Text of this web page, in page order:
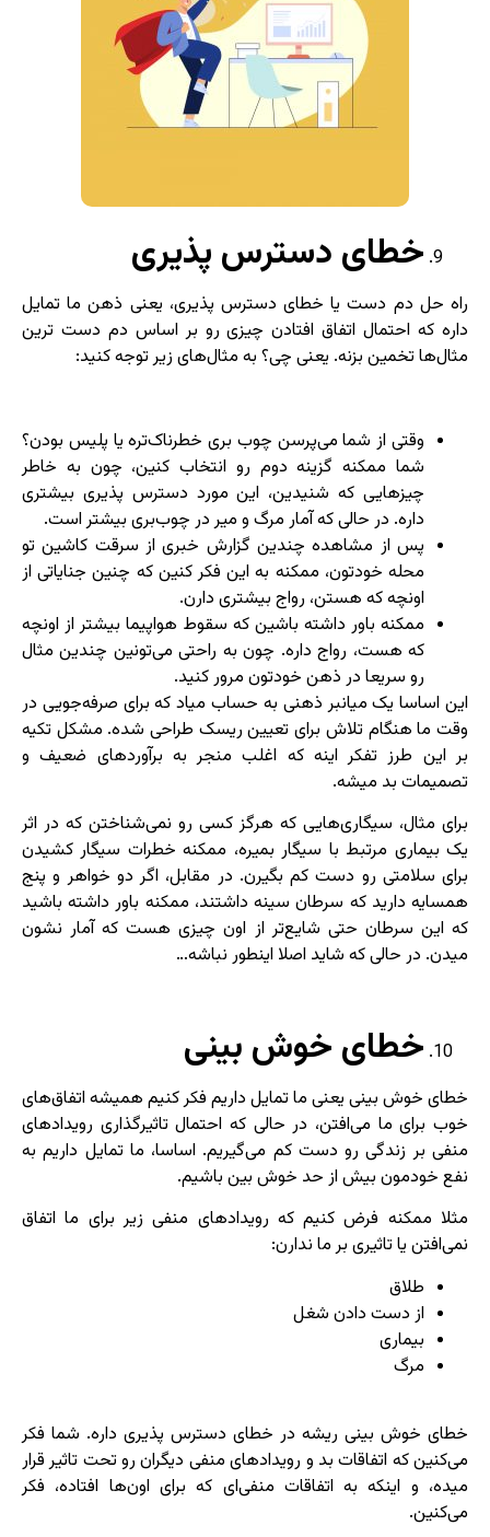
خطای دسترس پذیری
راه حل دم دست یا خطای دسترس پذیری، یعنی ذهن ما تمایل
داره که احتمال اتفاق افتادن چیزی رو بر اساس دم دست ترین
مثال‌ها تخمین بزنه. یعنی چی؟ به مثال‌های زیر توجه کنید:
وقتی از شما می‌پرسن چوب بری خطرناک‌تره یا پلیس بودن؟
شما ممکنه گزینه دوم رو انتخاب کنین، چون به خاطر
چیزهایی که شنیدین، این مورد دسترس پذیری بیشتری
داره. در حالی که آمار مرگ و میر در چوب‌بری بیشتر است.
پس از مشاهده چندین گزارش خبری از سرقت کاشین تو
محله خودتون، ممکنه به این فکر کنین که چنین جنایاتی از
اونچه که هستن، رواج بیشتری دارن.
ممکنه باور داشته باشین که سقوط هواپیما بیشتر از اونچه
که هست، رواج داره. چون به راحتی می‌تونین چندین مثال
رو سریعا در ذهن خودتون مرور کنید.
این اساسا یک میانبر ذهنی به حساب میاد که برای صرفه‌جویی در
وقت ما هنگام تلاش برای تعیین ریسک طراحی شده. مشکل تکیه
بر این طرز تفکر اینه که اغلب منجر به برآوردهای ضعیف و
تصمیمات بد میشه.
برای مثال، سیگاری‌هایی که هرگز کسی رو نمی‌شناختن که در اثر
یک بیماری مرتبط با سیگار بمیره، ممکنه خطرات سیگار کشیدن
برای سلامتی رو دست کم بگیرن. در مقابل، اگر دو خواهر و پنج
همسایه دارید که سرطان سینه داشتند، ممکنه باور داشته باشید
که این سرطان حتی شایع‌تر از اون چیزی هست که آمار نشون
میدن. در حالی که شاید اصلا اینطور نباشه…
خطای خوش بینی
خطای خوش بینی یعنی ما تمایل داریم فکر کنیم همیشه اتفاق‌های
خوب برای ما می‌افتن، در حالی که احتمال تاثیرگذاری رویدادهای
منفی بر زندگی رو دست کم می‌گیریم. اساسا، ما تمایل داریم به
نفع خودمون بیش از حد خوش بین باشیم.
مثلا ممکنه فرض کنیم که رویدادهای منفی زیر برای ما اتفاق
نمی‌افتن یا تاثیری بر ما ندارن:
طلاق
از دست دادن شغل
بیماری
مرگ
خطای خوش بینی ریشه در خطای دسترس پذیری داره. شما فکر
می‌کنین که اتفاقات بد و رویدادهای منفی دیگران رو تحت تاثیر قرار
میده، و اینکه به اتفاقات منفی‌ای که برای اون‌ها افتاده، فکر
می‌کنین.